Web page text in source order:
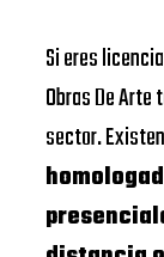
Si eres
Obras De
sector.